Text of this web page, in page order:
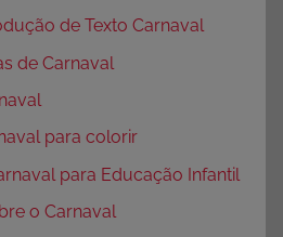
de Texto Carnaval
de Carnaval
para colorir
para Educação Infantil
o Carnaval